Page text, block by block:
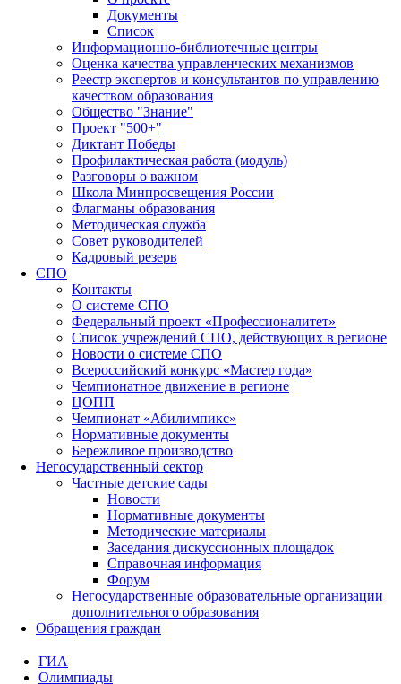
Документы
Список
Информационно-библиотечные центры
Оценка качества управленческих механизмов
Реестр экспертов и консультантов по управлению
качеством образования
Общество "Знание"
Проект "500+"
Диктант Победы
Профилактическая работа (модуль)
Разговоры о важном
Школа Минпросвещения России
Флагманы образования
Методическая служба
Совет руководителей
Кадровый резерв
СПО
Контакты
О системе СПО
Федеральный проект «Профессионалитет»
Список учреждений СПО, действующих в регионе
Новости о системе СПО
Всероссийский конкурс «Мастер года»
Чемпионатное движение в регионе
ЦОПП
Чемпионат «Абилимпикс»
Нормативные документы
Бережливое производство
Негосударственный сектор
Частные детские сады
Новости
Нормативные документы
Методические материалы
Заседания дискуссионных площадок
Справочная информация
Форум
Негосударственные образовательные организации
дополнительного образования
Обращения граждан
ГИА
Олимпиады